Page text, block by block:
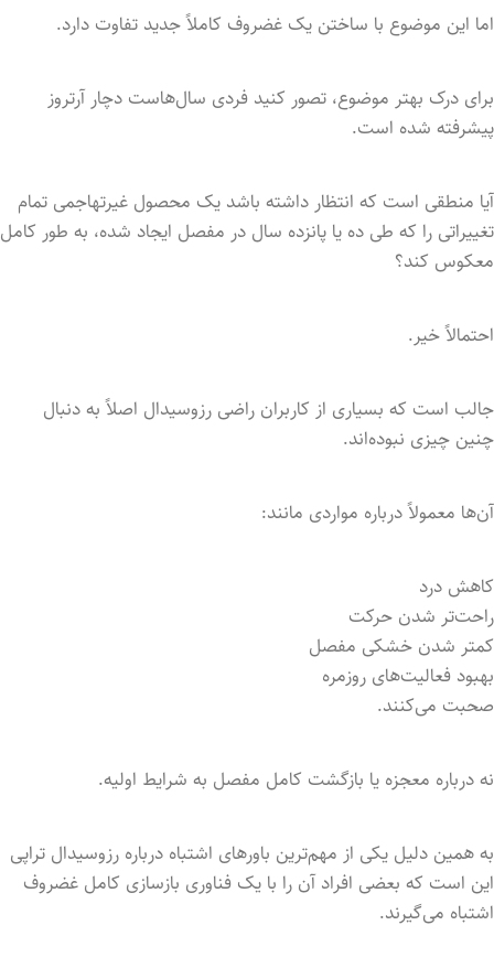
اما این موضوع با ساختن یک غضروف کاملاً جدید تفاوت دارد.
برای درک بهتر موضوع، تصور کنید فردی سال‌هاست دچار آرتروز
پیشرفته شده است.
آیا منطقی است که انتظار داشته باشد یک محصول غیرتهاجمی تمام
تغییراتی را که طی ده یا پانزده سال در مفصل ایجاد شده، به طور کامل
معکوس کند؟
احتمالاً خیر.
جالب است که بسیاری از کاربران راضی رزوسیدال اصلاً به دنبال
چنین چیزی نبوده‌اند.
آن‌ها معمولاً درباره مواردی مانند:
کاهش درد
راحت‌تر شدن حرکت
کمتر شدن خشکی مفصل
بهبود فعالیت‌های روزمره
صحبت می‌کنند.
نه درباره معجزه یا بازگشت کامل مفصل به شرایط اولیه.
به همین دلیل یکی از مهم‌ترین باورهای اشتباه درباره رزوسیدال تراپی
این است که بعضی افراد آن را با یک فناوری بازسازی کامل غضروف
اشتباه می‌گیرند.